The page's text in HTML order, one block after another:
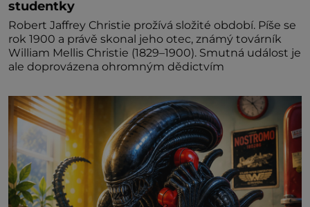
studentky
Robert Jaffrey Christie prožívá složité období. Píše se
rok 1900 a právě skonal jeho otec, známý továrník
William Mellis Christie (1829–1900). Smutná událost je
ale doprovázena ohromným dědictvím